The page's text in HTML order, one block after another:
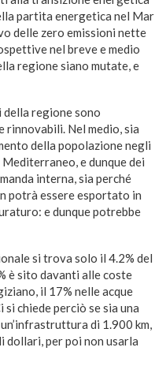
partita energetica nel Mar
delle zero emissioni nette
nel breve e medio
regione siano mutate, e
della regione sono
rinnovabili. Nel medio, sia
della popolazione negli
e dunque dei
interna, sia perché
potrà essere esportato in
e dunque potrebbe
si trova solo il 4.2% del
è sito davanti alle coste
il 17% nelle acque
si chiede perciò se sia una
di 1.900 km,
dollari, per poi non usarla